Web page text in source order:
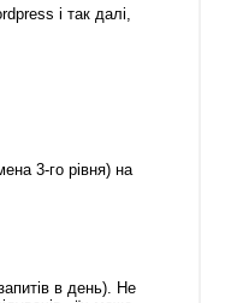
і так далі,
3-го рівня) на
в день). Не